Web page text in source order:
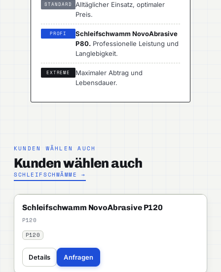
STANDARD
Alltäglicher Einsatz, optimaler
Preis.
PROFI
Schleifschwamm NovoAbrasive
P80. Professionelle Leistung und
Langlebigkeit.
EXTREME
Maximaler Abtrag und
Lebensdauer.
KUNDEN WÄHLEN AUCH
Kunden wählen auch
SCHLEIFSCHWÄMME →
PROFI NOVOABRASIVE
Schleifschwamm NovoAbrasive P120
P120
P120
Details Anfragen